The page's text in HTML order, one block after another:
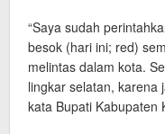
“Saya sudah
besok (hari ini; red)
melintas dalam kota.
lingkar selatan, karena
kata Bupati Kabupaten